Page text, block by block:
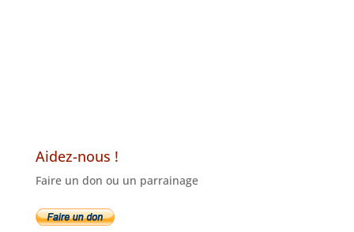
Aidez-nous !
Faire un don ou un parrainage